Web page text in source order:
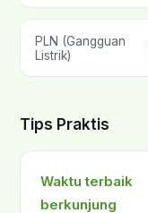
PLN (Gangguan
Listrik)
Tips Praktis
Waktu terbaik
berkunjung